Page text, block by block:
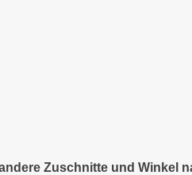
Zuschnitte und Winkel